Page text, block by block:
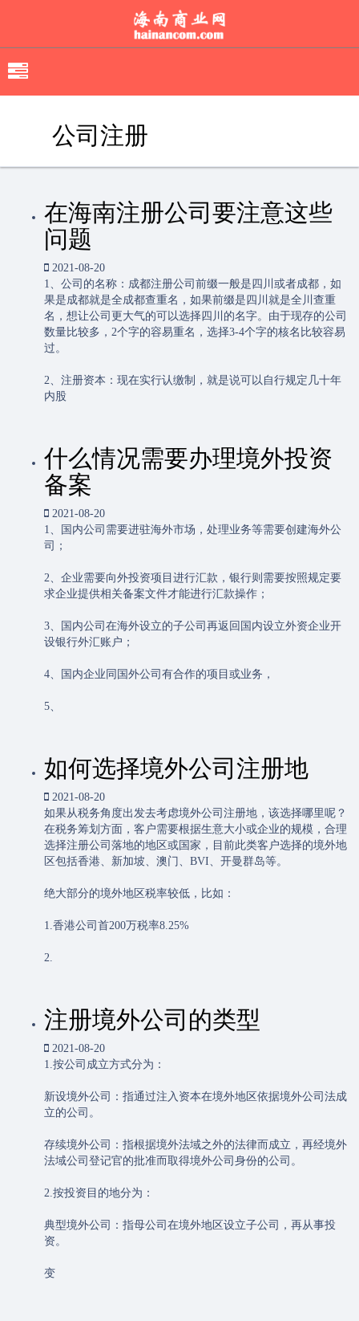
移
动
公司注册
在海南注册公司要注意这些
问题
2021-08-20
1、公司的名称：成都注册公司前缀一般是四川或者成都，如
果是成都就是全成都查重名，如果前缀是四川就是全川查重
名，想让公司更大气的可以选择四川的名字。由于现存的公司
数量比较多，2个字的容易重名，选择3-4个字的核名比较容易
过。
2、注册资本：现在实行认缴制，就是说可以自行规定几十年
内股
什么情况需要办理境外投资
备案
2021-08-20
1、国内公司需要进驻海外市场，处理业务等需要创建海外公
司；
2、企业需要向外投资项目进行汇款，银行则需要按照规定要
求企业提供相关备案文件才能进行汇款操作；
3、国内公司在海外设立的子公司再返回国内设立外资企业开
设银行外汇账户；
4、国内企业同国外公司有合作的项目或业务，
5、
如何选择境外公司注册地
2021-08-20
如果从税务角度出发去考虑境外公司注册地，该选择哪里呢？
在税务筹划方面，客户需要根据生意大小或企业的规模，合理
选择注册公司落地的地区或国家，目前此类客户选择的境外地
区包括香港、新加坡、澳门、BVI、开曼群岛等。
绝大部分的境外地区税率较低，比如：
1.香港公司首200万税率8.25%
2.
注册境外公司的类型
2021-08-20
1.按公司成立方式分为：
新设境外公司：指通过注入资本在境外地区依据境外公司法成
立的公司。
存续境外公司：指根据境外法域之外的法律而成立，再经境外
法域公司登记官的批准而取得境外公司身份的公司。
2.按投资目的地分为：
典型境外公司：指母公司在境外地区设立子公司，再从事投
资。
变